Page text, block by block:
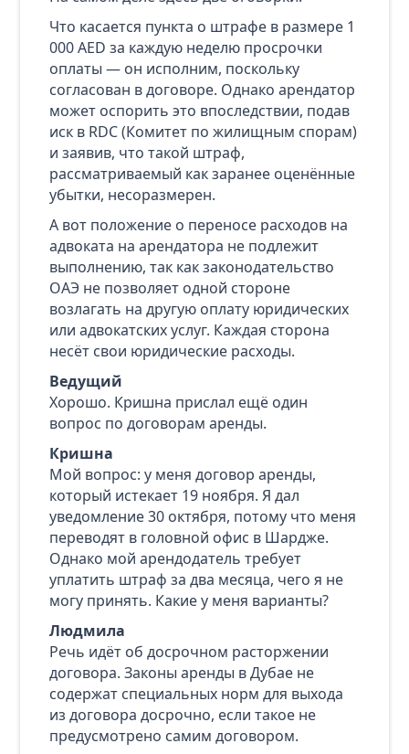
Что касается пункта о штрафе в размере 1
000 AED за каждую неделю просрочки
оплаты — он исполним, поскольку
согласован в договоре. Однако арендатор
может оспорить это впоследствии, подав
иск в RDC (Комитет по жилищным спорам)
и заявив, что такой штраф,
рассматриваемый как заранее оценённые
убытки, несоразмерен.
А вот положение о переносе расходов на
адвоката на арендатора не подлежит
выполнению, так как законодательство
ОАЭ не позволяет одной стороне
возлагать на другую оплату юридических
или адвокатских услуг. Каждая сторона
несёт свои юридические расходы.
Ведущий
Хорошо. Кришна прислал ещё один
вопрос по договорам аренды.
Кришна
Мой вопрос: у меня договор аренды,
который истекает 19 ноября. Я дал
уведомление 30 октября, потому что меня
переводят в головной офис в Шардже.
Однако мой арендодатель требует
уплатить штраф за два месяца, чего я не
могу принять. Какие у меня варианты?
Людмила
Речь идёт об досрочном расторжении
договора. Законы аренды в Дубае не
содержат специальных норм для выхода
из договора досрочно, если такое не
предусмотрено самим договором.